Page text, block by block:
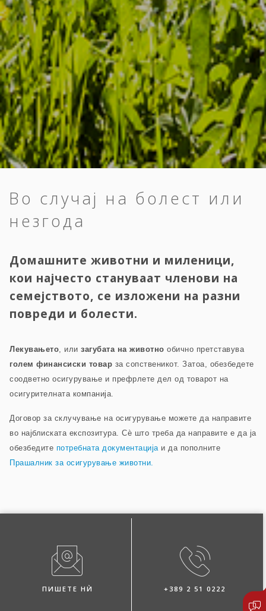
Во случај на болест или
незгода
Домашните животни и миленици,
кои најчесто стануваат членови на
семејството, се изложени на разни
повреди и болести.
Лекувањето , или загубата на животно обично претставува
голем финансиски товар за сопственикот. Затоа, обезбедете
соодветно осигурување и префрлете дел од товарот на
осигурителната компанија.
Договор за склучување на осигурување можете да направите
во најблиската експозитура. Сѐ што треба да направите е да ја
обезбедите потребната документација и да пополните
Прашалник за осигурување животни.
ПИШЕТЕ НЍ +389 2 51 0222